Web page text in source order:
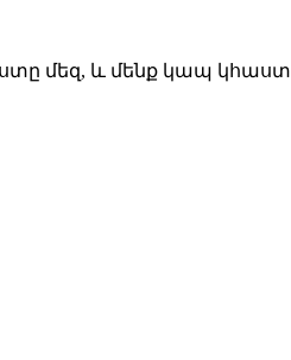
մեզ, և մենք կապ